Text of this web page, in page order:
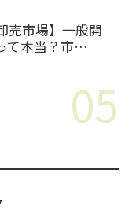
売市場】一般開
て本当？市…
05